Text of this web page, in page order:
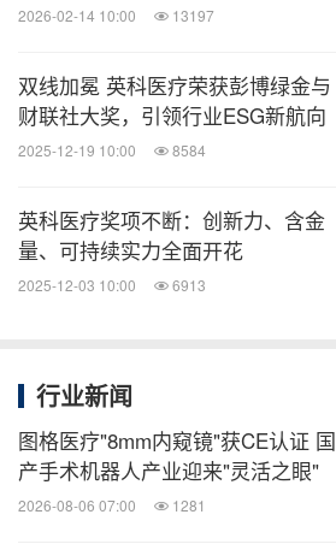
2026-02-14 10:00 13197
双线加冕 英科医疗荣获彭博绿金与
财联社大奖，引领行业ESG新航向
2025-12-19 10:00 8584
英科医疗奖项不断：创新力、含金
量、可持续实力全面开花
2025-12-03 10:00 6913
行业新闻
图格医疗"8mm内窥镜"获CE认证 国
产手术机器人产业迎来"灵活之眼"
2026-08-06 07:00 1281